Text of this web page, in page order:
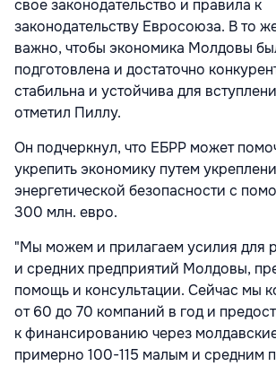
свое законодательство и правила к
законодательству Евросоюза. В то
важно, чтобы экономика Молдовы
подготовлена и достаточно
стабильна и устойчива для
отметил Пиллу.
Он подчеркнул, что ЕБРР может
укрепить экономику путем
энергетической безопасности с
300 млн. евро.
"Мы можем и прилагаем усилия для
и средних предприятий Молдовы,
помощь и консультации. Сейчас мы
от 60 до 70 компаний в год и
к финансированию через
примерно 100-115 малым и средним